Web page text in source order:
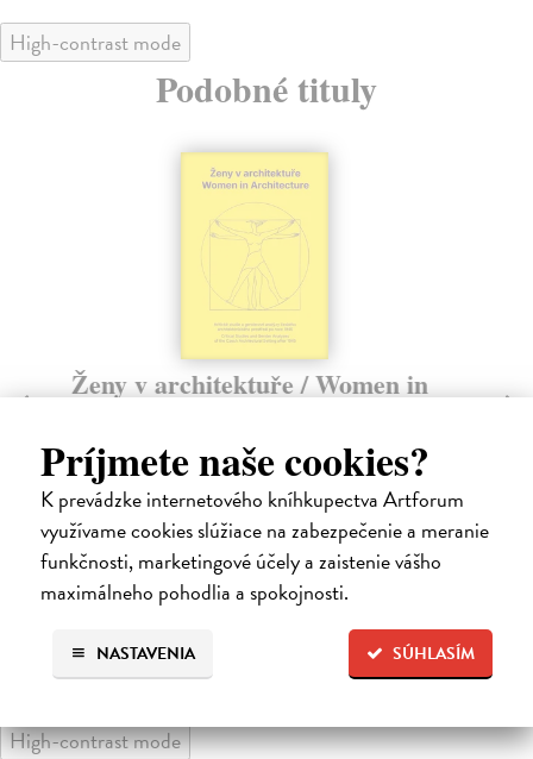
Príjmete naše cookies?
K prevádzke internetového kníhkupectva Artforum
využívame cookies slúžiace na zabezpečenie a meranie
funkčnosti, marketingové účely a zaistenie vášho
maximálneho pohodlia a spokojnosti.
SÚHLASÍM
NASTAVENIA
High-contrast mode
Podobné tituly
Ženy v architektuře / Women in
Architecture
Publikace představuje téma žen v architektuře druhé
poloviny 20. století jak z hlediska dějin archit...
Zasielame do 12 dní
50,15 €
51,70 € ?
High-contrast mode